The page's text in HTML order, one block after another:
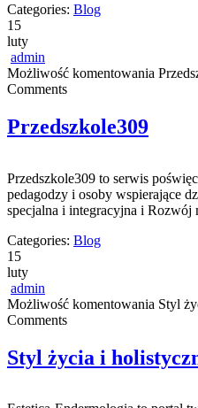
Categories: Blog
15
luty
admin
Możliwość komentowania
Comments
Przedszkole309
Przedszkole309 to serwis
pedagodzy i osoby wspierające
specjalna i integracyjna i
Categories: Blog
15
luty
admin
Możliwość komentowania Styl
Comments
Styl życia i